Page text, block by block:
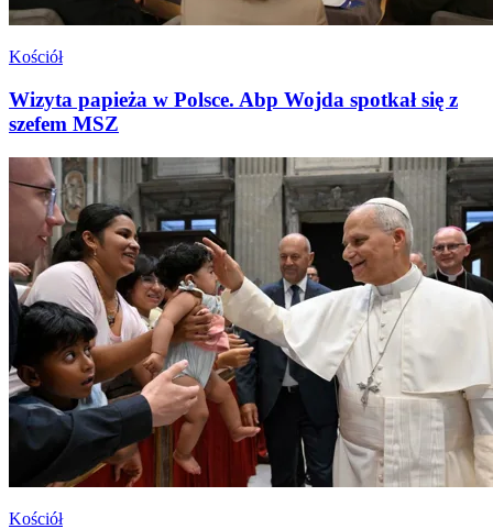
Kościół
Wizyta papieża w Polsce. Abp Wojda spotkał się z
szefem MSZ
Kościół